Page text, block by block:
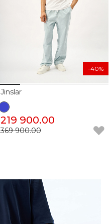
Jinslar
219 900.00
369 900.00
-40%